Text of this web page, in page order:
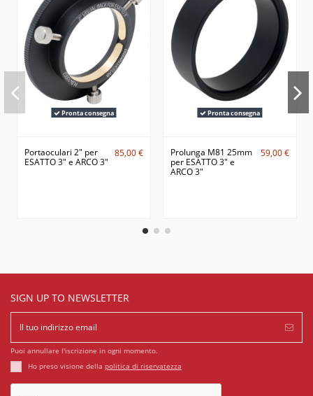
Pronta consegna
Portaoculari 2" per
ESATTO 3" e ARCO 3"
85,00 €
Pronta consegna
Prolunga M81 25mm
per ESATTO 3" e
ARCO 3"
59,00 €
SIGN UP TO NEWSLETTER
Puoi annullare l'iscrizione in ogni momento.
Ho preso visione della politica di riservatezza